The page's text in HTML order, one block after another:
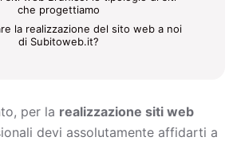
che progettiamo
la realizzazione del sito web a noi
di Subitoweb.it?
per la realizzazione siti web
devi assolutamente affidarti a